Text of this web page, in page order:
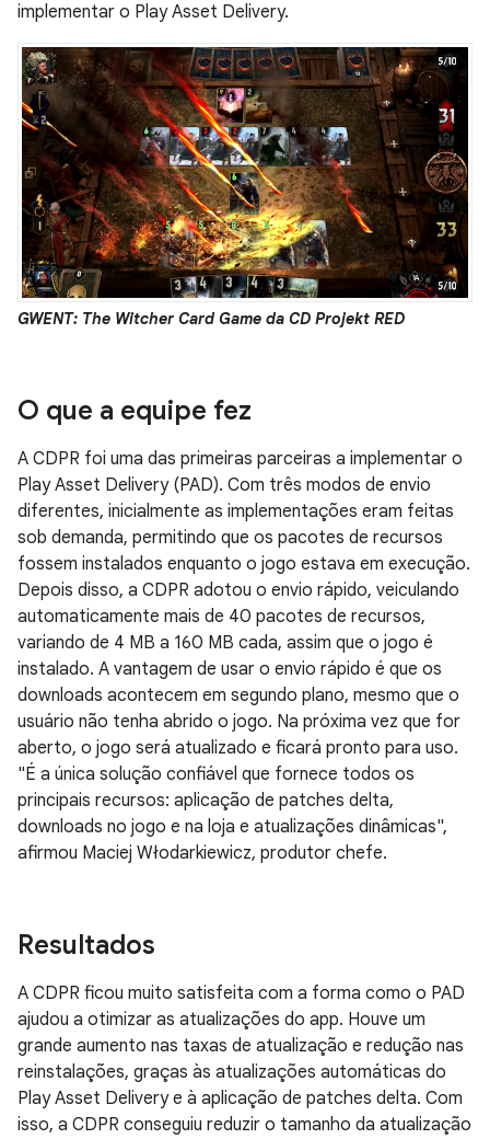
implementar o Play Asset Delivery.
GWENT: The Witcher Card Game da CD Projekt RED
O que a equipe fez
A CDPR foi uma das primeiras parceiras a implementar o
Play Asset Delivery (PAD). Com três modos de envio
diferentes, inicialmente as implementações eram feitas
sob demanda, permitindo que os pacotes de recursos
fossem instalados enquanto o jogo estava em execução.
Depois disso, a CDPR adotou o envio rápido, veiculando
automaticamente mais de 40 pacotes de recursos,
variando de 4 MB a 160 MB cada, assim que o jogo é
instalado. A vantagem de usar o envio rápido é que os
downloads acontecem em segundo plano, mesmo que o
usuário não tenha abrido o jogo. Na próxima vez que for
aberto, o jogo será atualizado e ficará pronto para uso.
"É a única solução confiável que fornece todos os
principais recursos: aplicação de patches delta,
downloads no jogo e na loja e atualizações dinâmicas",
afirmou Maciej Włodarkiewicz, produtor chefe.
Resultados
A CDPR ficou muito satisfeita com a forma como o PAD
ajudou a otimizar as atualizações do app. Houve um
grande aumento nas taxas de atualização e redução nas
reinstalações, graças às atualizações automáticas do
Play Asset Delivery e à aplicação de patches delta. Com
isso, a CDPR conseguiu reduzir o tamanho da atualização